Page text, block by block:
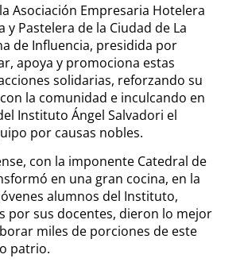
Asociación Empresaria Hotelera
y Pastelera de la Ciudad de La
de Influencia, presidida por
apoya y promociona estas
solidarias, reforzando su
la comunidad e inculcando en
Instituto Ángel Salvadori el
por causas nobles.
con la imponente Catedral de
en una gran cocina, en la
alumnos del Instituto,
por sus docentes, dieron lo mejor
miles de porciones de este
patrio.